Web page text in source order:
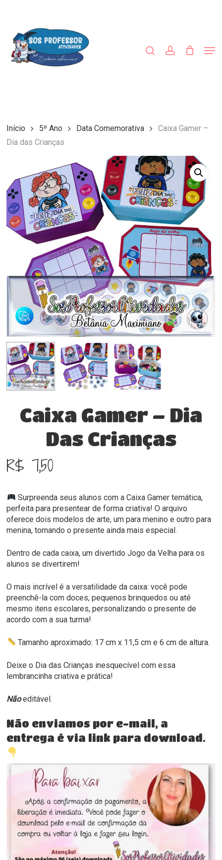
content
Início 5º Ano Data Comemorativa
Caixa Gamer –
Dia das Crianças
Caixa Gamer – Dia
Das Crianças
R$ 7,50
Surpreenda seus alunos com a Caixa Gamer temática,
perfeita para presentear de forma criativa! O arquivo
oferece dois modelos de arte, um para menino e outro para
menina, tornando o presente ainda mais especial.
Dentro de cada caixa, um divertido Jogo da Velha para os
alunos se divertirem!
O mais incrível é a versatilidade da caixa: você pode
preenchê-la com doces, pequenos brinquedos ou até
mesmo itens escolares, personalizando o presente de
acordo com a sua turma!
Tamanho aproximado: 17 cm x 11,5 cm e 6 cm de altura.
Deixe o Dia das Crianças inesquecível com essa
lembrancinha criativa e prática!
Nãoeditável.
Não enviamos por e-mail, a
entrega é via link para download.